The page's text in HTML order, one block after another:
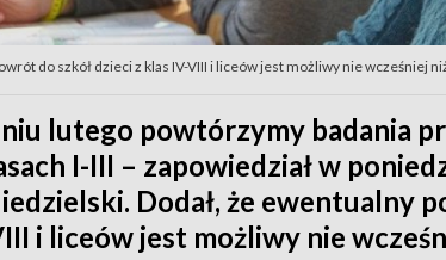
do szkół dzieci z klas IV-VIII i liceów jest możliwy nie wcześniej
lutego powtórzymy badania
I-III – zapowiedział w
Dodał, że ewentualny
i liceów jest możliwy nie